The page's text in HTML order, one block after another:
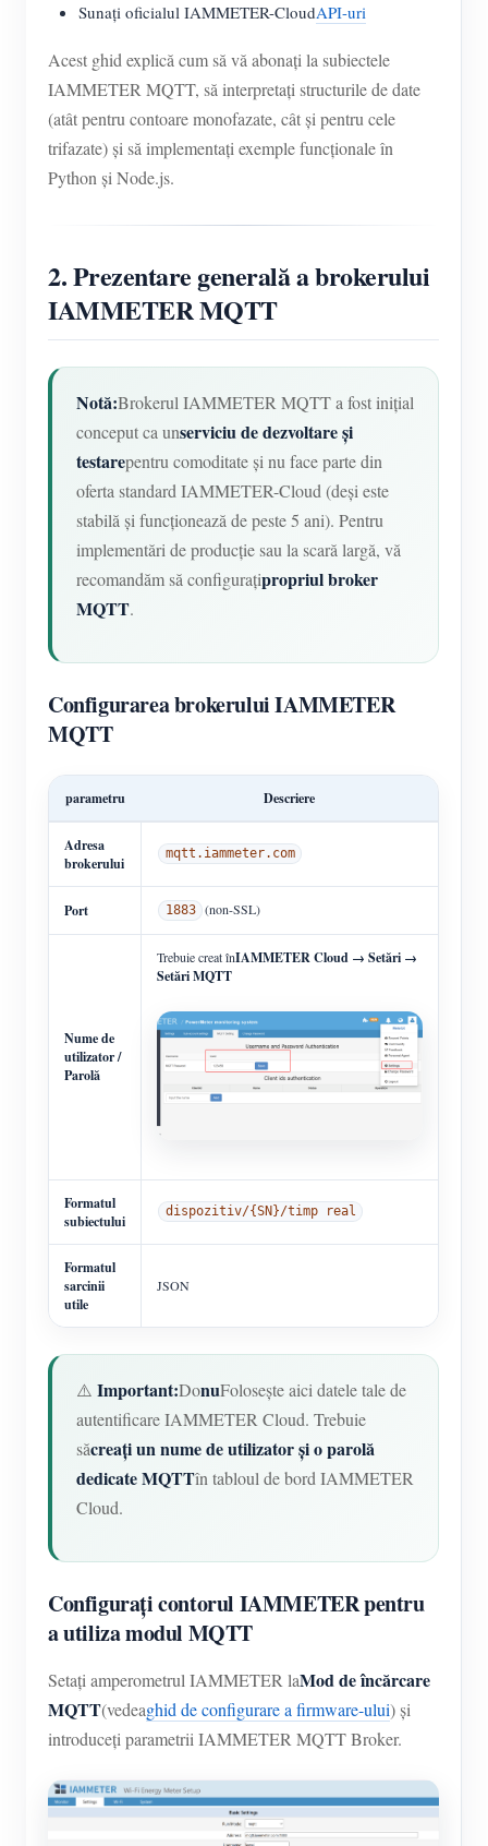
Sunați oficialul IAMMETER-CloudAPI-uri
Acest ghid explică cum să vă abonați la subiectele
IAMMETER MQTT, să interpretați structurile de date
(atât pentru contoare monofazate, cât și pentru cele
trifazate) și să implementați exemple funcționale în
Python și Node.js.
2. Prezentare generală a brokerului
IAMMETER MQTT
Notă:Brokerul IAMMETER MQTT a fost inițial
conceput ca unserviciu de dezvoltare și
testarepentru comoditate și nu face parte din
oferta standard IAMMETER-Cloud (deși este
stabilă și funcționează de peste 5 ani). Pentru
implementări de producție sau la scară largă, vă
recomandăm să configurațipropriul broker
MQTT.
Configurarea brokerului IAMMETER
MQTT
parametru Descriere
Adresa
brokerului
mqtt.iammeter.com
Port 1883 (non-SSL)
Nume de
utilizator /
Parolă
Trebuie creat înIAMMETER Cloud → Setări →
Setări MQTT
Formatul
subiectului
dispozitiv/{SN}/timp real
Formatul
sarcinii
utile
JSON
⚠️ Important:DonuFolosește aici datele tale de
autentificare IAMMETER Cloud. Trebuie
săcreați un nume de utilizator și o parolă
dedicate MQTTîn tabloul de bord IAMMETER
Cloud.
Configurați contorul IAMMETER pentru
a utiliza modul MQTT
Setați amperometrul IAMMETER laMod de încărcare
MQTT(vedeaghid de configurare a firmware-ului) și
introduceți parametrii IAMMETER MQTT Broker.